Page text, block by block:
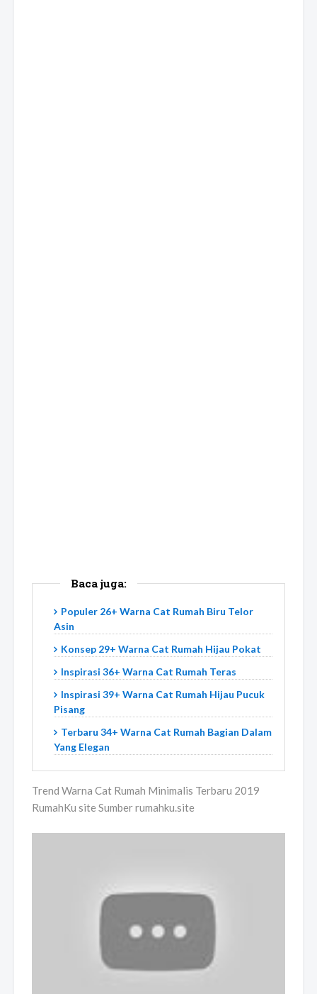
Baca juga:
Populer 26+ Warna Cat Rumah Biru Telor
Asin
Konsep 29+ Warna Cat Rumah Hijau Pokat
Inspirasi 36+ Warna Cat Rumah Teras
Inspirasi 39+ Warna Cat Rumah Hijau Pucuk
Pisang
Terbaru 34+ Warna Cat Rumah Bagian Dalam
Yang Elegan
Trend Warna Cat Rumah Minimalis Terbaru 2019
RumahKu site Sumber rumahku.site